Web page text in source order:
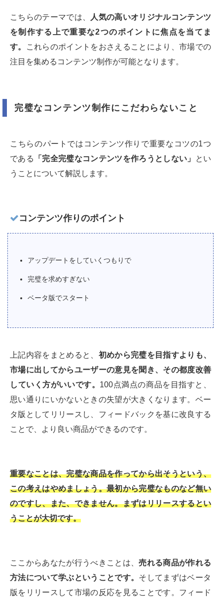
こちらのテーマでは、
人気の高いオリジナルコンテンツ
を制作する上で重要な2つのポイントに焦点を当てま
す。
これらのポイントをおさえることにより、市場での
注目を集めるコンテンツ制作が可能となります。
完璧なコンテンツ制作にこだわらないこと
こちらのパートではコンテンツ作りで重要なコツの1つ
である
「完全完璧なコンテンツを作ろうとしない」
とい
うことについて解説します。
コンテンツ作りのポイント
アップデートをしていくつもりで
完璧を求めすぎない
ベータ版でスタート
上記内容をまとめると、 初めから完璧を目指すよりも、
市場に出してからユーザーの意見を聞き、その都度改善
していく方がいいです。 100点満点の商品を目指すと、
思い通りにいかないときの失望が大きくなります。ベー
タ版としてリリースし、フィードバックを基に改良する
ことで、より良い商品ができるのです。
重要なことは、完璧な商品を作ってから出そうという、
この考えはやめましょう。最初から完璧なものなど無い
のですし、また、できません。まずはリリースするとい
うことが大切です。
ここからあなたが行うべきことは、売れる商品が作れる
方法について学ぶということです。 そしてまずはベータ
版をリリースして市場の反応を見ることです。フィード